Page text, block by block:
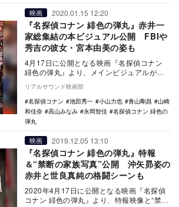
映画 2020.01.15 12:20
『名探偵コナン 緋色の弾丸』赤井一
家総集結の本ビジュアル公開 FBIや
秀吉の彼女・宮本由美の姿も
4月17日に公開となる映画『名探偵コナン
緋色の弾丸』より、メインビジュアルが公
開された。 2019年4月に公開された…
リアルサウンド映画部
名探偵コナン
池田秀一 小山力也 青山剛昌
山崎
和佳奈
高山みなみ 永岡智佳
名探偵コナン 緋色の
弾丸
映画 2019.12.05 13:10
『名探偵コナン 緋色の弾丸』特報
＆“禁断の家族写真”公開 沖矢昴姿の
赤井と世良真純の格闘シーンも
2020年4月17日に公開となる映画『名探偵
コナン 緋色の弾丸』より、特報映像と“禁断